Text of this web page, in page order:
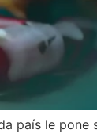
país le